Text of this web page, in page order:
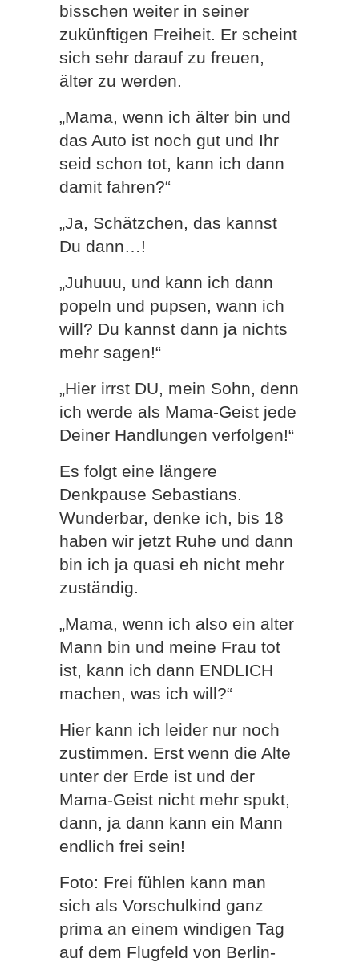
bisschen weiter in seiner
zukünftigen Freiheit. Er scheint
sich sehr darauf zu freuen,
älter zu werden.
„Mama, wenn ich älter bin und
das Auto ist noch gut und Ihr
seid schon tot, kann ich dann
damit fahren?“
„Ja, Schätzchen, das kannst
Du dann…!
„Juhuuu, und kann ich dann
popeln und pupsen, wann ich
will? Du kannst dann ja nichts
mehr sagen!“
„Hier irrst DU, mein Sohn, denn
ich werde als Mama-Geist jede
Deiner Handlungen verfolgen!“
Es folgt eine längere
Denkpause Sebastians.
Wunderbar, denke ich, bis 18
haben wir jetzt Ruhe und dann
bin ich ja quasi eh nicht mehr
zuständig.
„Mama, wenn ich also ein alter
Mann bin und meine Frau tot
ist, kann ich dann ENDLICH
machen, was ich will?“
Hier kann ich leider nur noch
zustimmen. Erst wenn die Alte
unter der Erde ist und der
Mama-Geist nicht mehr spukt,
dann, ja dann kann ein Mann
endlich frei sein!
Foto: Frei fühlen kann man
sich als Vorschulkind ganz
prima an einem windigen Tag
auf dem Flugfeld von Berlin-